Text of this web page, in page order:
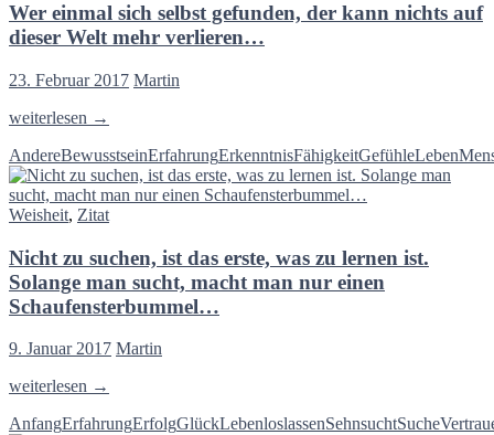
zweifle
an
denen,
die
sie
gefunden
haben…
Wer einmal sich selbst gefunden, der kann nichts auf
dieser Welt mehr verlieren…
23. Februar 2017 Martin
Wer
sich
selbst
gefunden,
der
nichts
auf
dieser
Welt
verlieren…
weiterlesen →
AndereBewusstseinErfahrungErkenntnisFähigkeitGefühleLeben
Weisheit, Zitat
Nicht zu suchen, ist das erste, was zu lernen ist.
Solange man sucht, macht man nur einen
Schaufensterbummel…
9. Januar 2017 Martin
Nicht
suchen,
weiterlesen →
AnfangErfahrungErfolgGlückLebenloslassenSehnsuchtSuche